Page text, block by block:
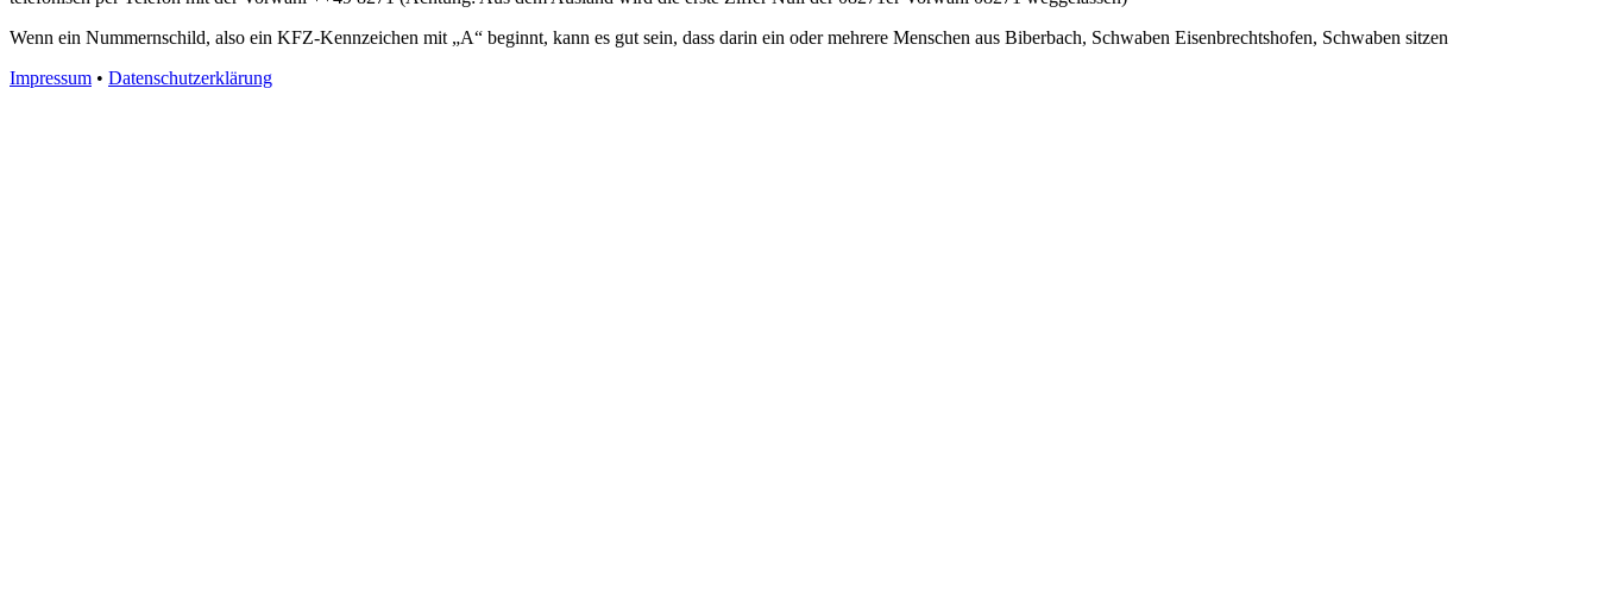
Wenn ein Nummernschild, also ein KFZ-Kennzeichen mit „A“ beginnt, kann es gut sein, dass darin ein oder mehrere Menschen aus Biberbach, Schwaben Eisenbrechtshofen, Schwaben sitzen
Impressum • Datenschutzerklärung